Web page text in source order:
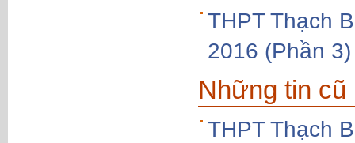
THPT Thạch
2016 (Phần 3)
Những tin cũ
THPT Thạch